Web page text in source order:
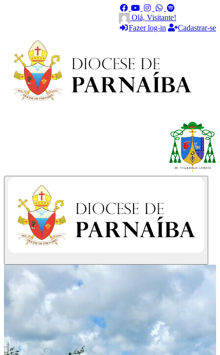
Olá, Visitante!
Fazer log-in
Cadastrar-se